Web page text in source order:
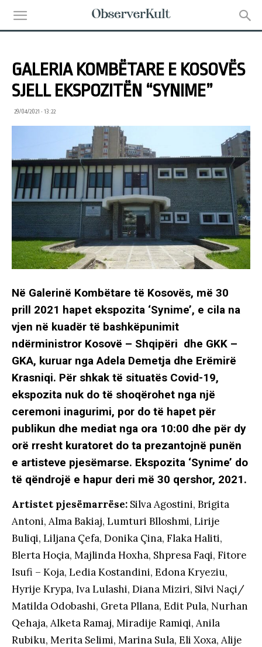
GALERIA KOMBËTARE E KOSOVËS
SJELL EKSPOZITËN “SYNIME”
29/04/2021 • 13:22
Në Galerinë Kombëtare të Kosovës, më 30
prill 2021 hapet ekspozita ‘Synime’, e cila na
vjen në kuadër të bashkëpunimit
ndërministror Kosovë – Shqipëri dhe GKK –
GKA, kuruar nga Adela Demetja dhe Erëmirë
Krasniqi. Për shkak të situatës Covid-19,
ekspozita nuk do të shoqërohet nga një
ceremoni inagurimi, por do të hapet për
publikun dhe mediat nga ora 10:00 dhe për dy
orë rresht kuratoret do ta prezantojnë punën
e artisteve pjesëmarse. Ekspozita ‘Synime’ do
të qëndrojë e hapur deri më 30 qershor, 2021.
Artistet pjesëmarrëse: Silva Agostini, Brigita
Antoni, Alma Bakiaj, Lumturi Blloshmi, Lirije
Buliqi, Liljana Çefa, Donika Çina, Flaka Haliti,
Blerta Hoçia, Majlinda Hoxha, Shpresa Faqi, Fitore
Isufi – Koja, Ledia Kostandini, Edona Kryeziu,
Hyrije Krypa, Iva Lulashi, Diana Miziri, Silvi Naçi/
Matilda Odobashi, Greta Pllana, Edit Pula, Nurhan
Qehaja, Alketa Ramaj, Miradije Ramiqi, Anila
Rubiku, Merita Selimi, Marina Sula, Eli Xoxa, Alije